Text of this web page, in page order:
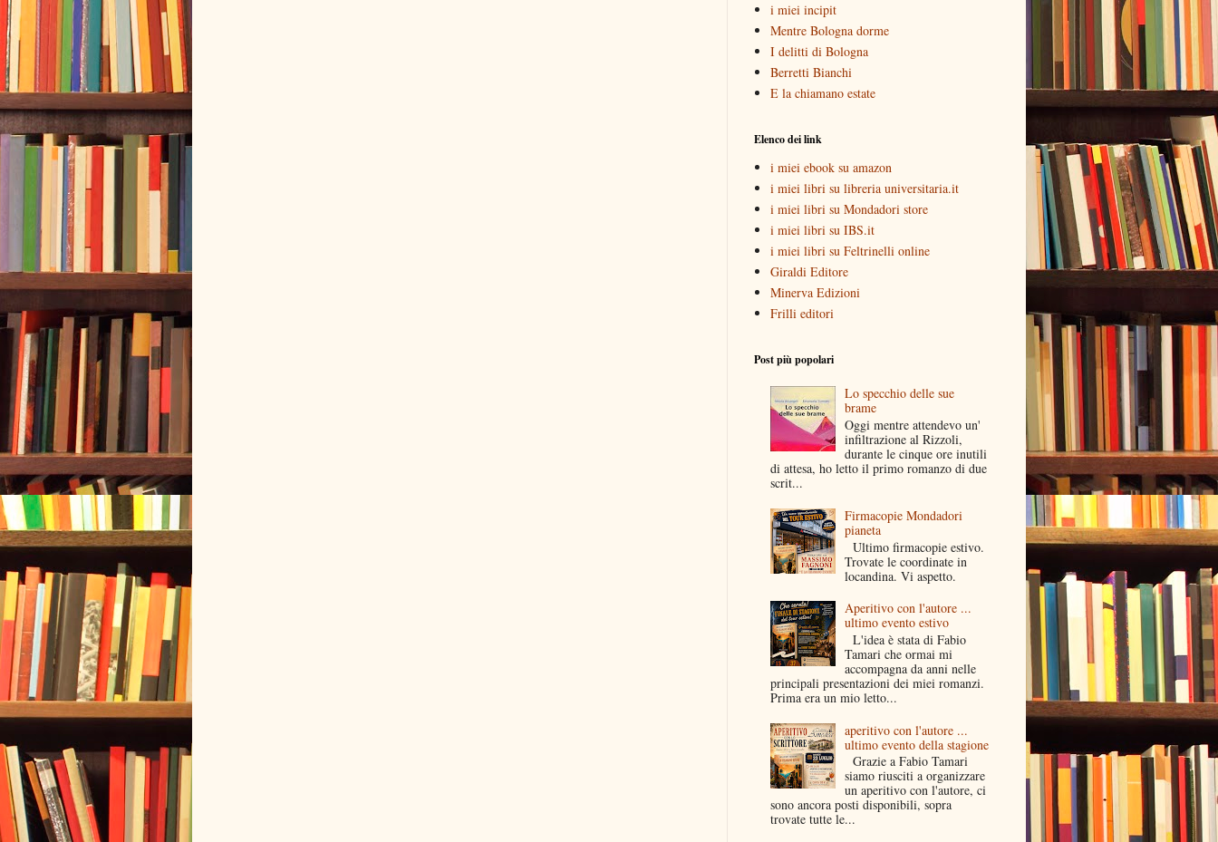
i miei incipit
Mentre Bologna dorme
I delitti di Bologna
Berretti Bianchi
E la chiamano estate
Elenco dei link
i miei ebook su amazon
i miei libri su libreria universitaria.it
i miei libri su Mondadori store
i miei libri su IBS.it
i miei libri su Feltrinelli online
Giraldi Editore
Minerva Edizioni
Frilli editori
Post più popolari
Lo specchio delle sue
brame
Oggi mentre attendevo un'
infiltrazione al Rizzoli,
durante le cinque ore inutili
di attesa, ho letto il primo romanzo di due
scrit...
Firmacopie Mondadori
pianeta
Ultimo firmacopie estivo.
Trovate le coordinate in
locandina. Vi aspetto.
Aperitivo con l'autore ...
ultimo evento estivo
L'idea è stata di Fabio
Tamari che ormai mi
accompagna da anni nelle
principali presentazioni dei miei romanzi.
Prima era un mio letto...
aperitivo con l'autore ...
ultimo evento della stagione
Grazie a Fabio Tamari
siamo riusciti a organizzare
un aperitivo con l'autore, ci
sono ancora posti disponibili, sopra
trovate tutte le...